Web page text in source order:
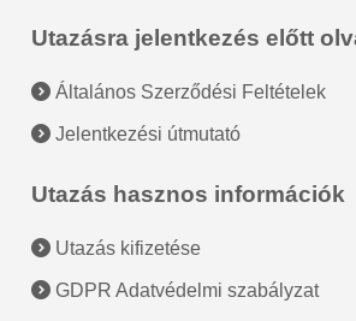
Utazásra jelentkezés előtt
Általános Szerződési Feltételek
Jelentkezési útmutató
Utazás hasznos információk
Utazás kifizetése
GDPR Adatvédelmi szabályzat